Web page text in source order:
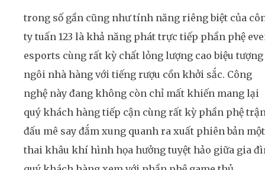
trong số gần cũng như tính năng riêng biệt của
ty tuấn 123 là khả năng phát trực tiếp phần phệ
esports cùng rất kỳ chất lỏng lượng cao biệu tượng
ngôi nhà hàng với tiếng rượu cồn khởi sắc. Công
nghệ này đang không còn chỉ mất khiến mang lại
quý khách hàng tiếp cận cùng rất kỳ phần phệ
đấu mê say đắm xung quanh ra xuất phiên bản một
thai khâu khí hình họa hưởng tuyệt hảo giữa gia